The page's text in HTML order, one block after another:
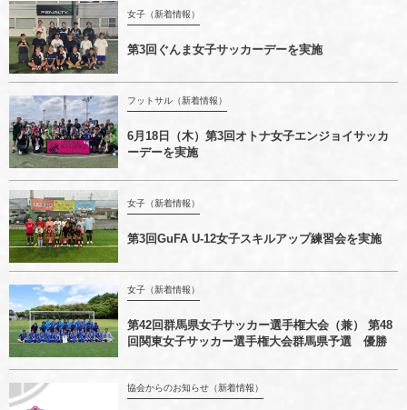
女子（新着情報）
第3回ぐんま女子サッカーデーを実施
フットサル（新着情報）
6月18日（木）第3回オトナ女子エンジョイサッカ
ーデーを実施
女子（新着情報）
第3回GuFA U-12女子スキルアップ練習会を実施
女子（新着情報）
第42回群馬県女子サッカー選手権大会（兼） 第48
回関東女子サッカー選手権大会群馬県予選 優勝
協会からのお知らせ（新着情報）